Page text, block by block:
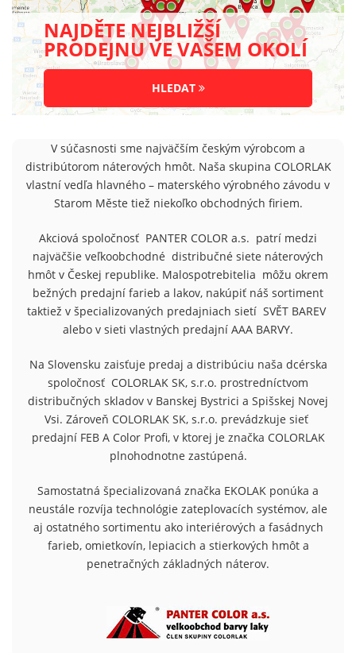
NAJDĚTE NEJBLIŽŠÍ
PRODEJNU VE VAŠEM OKOLÍ
HLEDAT
V súčasnosti sme najväčším českým výrobcom a
distribútorom náterových hmôt. Naša skupina COLORLAK
vlastní vedľa hlavného – materského výrobného závodu v
Starom Měste tiež niekoľko obchodných firiem.
Akciová spoločnosť PANTER COLOR a.s. patrí medzi
najväčšie veľkoobchodné distribučné siete náterových
hmôt v Českej republike. Malospotrebitelia môžu okrem
bežných predajní farieb a lakov, nakúpiť náš sortiment
taktiež v špecializovaných predajniach sietí SVĚT BAREV
alebo v sieti vlastných predajní AAA BARVY.
Na Slovensku zaisťuje predaj a distribúciu naša dcérska
spoločnosť COLORLAK SK, s.r.o. prostredníctvom
distribučných skladov v Banskej Bystrici a Spišskej Novej
Vsi. Zároveň COLORLAK SK, s.r.o. prevádzkuje sieť
predajní FEB A Color Profi, v ktorej je značka COLORLAK
plnohodnotne zastúpená.
Samostatná špecializovaná značka EKOLAK ponúka a
neustále rozvíja technológie zateplovacích systémov, ale
aj ostatného sortimentu ako interiérových a fasádnych
farieb, omietkovín, lepiacich a stierkových hmôt a
penetračných základných náterov.